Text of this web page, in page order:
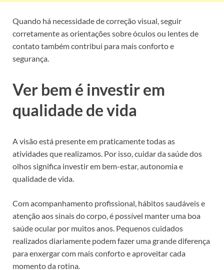
Quando há necessidade de correção visual, seguir
corretamente as orientações sobre óculos ou lentes de
contato também contribui para mais conforto e
segurança.
Ver bem é investir em
qualidade de vida
A visão está presente em praticamente todas as
atividades que realizamos. Por isso, cuidar da saúde dos
olhos significa investir em bem-estar, autonomia e
qualidade de vida.
Com acompanhamento profissional, hábitos saudáveis e
atenção aos sinais do corpo, é possível manter uma boa
saúde ocular por muitos anos. Pequenos cuidados
realizados diariamente podem fazer uma grande diferença
para enxergar com mais conforto e aproveitar cada
momento da rotina.